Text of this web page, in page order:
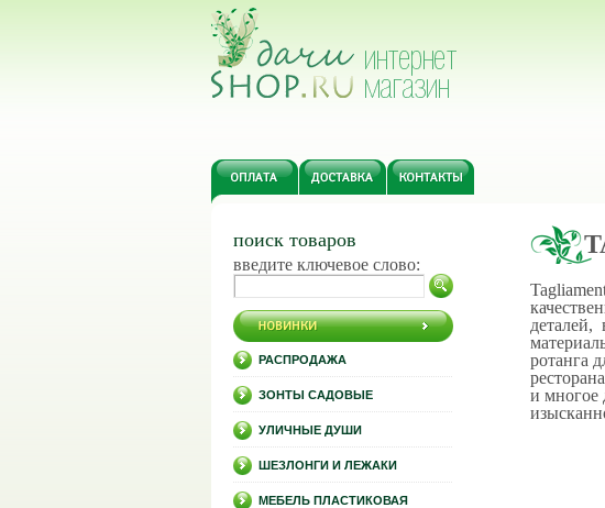
поиск товаров
введите ключевое слово:
РАСПРОДАЖА
ЗОНТЫ САДОВЫЕ
УЛИЧНЫЕ ДУШИ
ШЕЗЛОНГИ И ЛЕЖАКИ
МЕБЕЛЬ ПЛАСТИКОВАЯ
деталей,
ротанга
и многое